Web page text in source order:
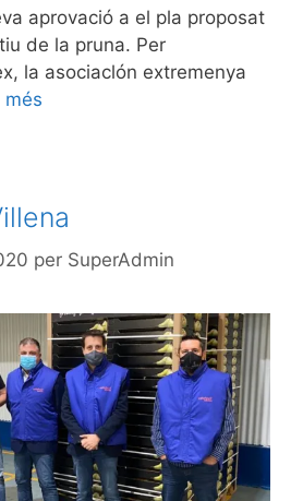
aprovació a el pla proposat
de la pruna. Per
la asociaclón extremenya
més
per SuperAdmin